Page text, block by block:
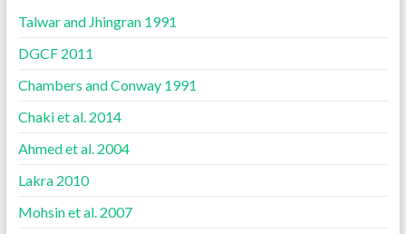
Talwar and Jhingran 1991
DGCF 2011
Chambers and Conway 1991
Chaki et al. 2014
Ahmed et al. 2004
Lakra 2010
Mohsin et al. 2007